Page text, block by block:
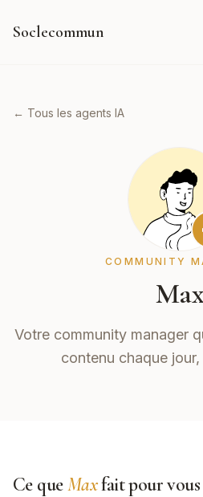
Soclecommun
← Tous les agents IA
COMMUNITY
Max
Votre community manager
contenu chaque
Ce queMaxfait pour vous